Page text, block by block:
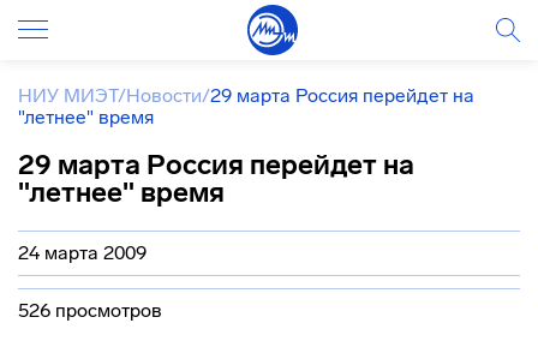
НИУ МИЭТ/Новости/29 марта Россия перейдет на
"летнее" время
29 марта Россия перейдет на
"летнее" время
24 марта 2009
526 просмотров